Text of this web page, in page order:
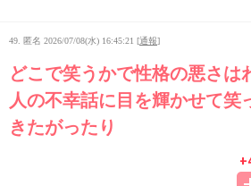
49. 匿名 2026/07/08(水) 16:45:21 [通報]
どこで笑うかで性格の悪さは
人の不幸話に目を輝かせて笑
きたがったり